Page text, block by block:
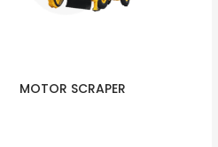
MOTOR SCRAPER